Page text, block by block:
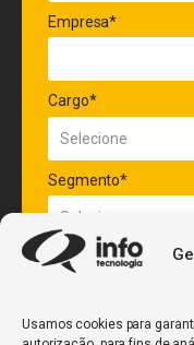
Usamos cookies para
Empresa*
Cargo*
Segmento*
Quantidade de